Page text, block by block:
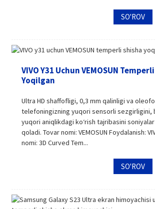
SO'ROV
VIVO Y31 Uchun VEMOSUN
Yoqilgan
Ultra HD shaffofligi, 0,3 mm qalinligi va
telefoningizning yuqori sensorli sezgirligini,
yuqori aniqlikdagi ko‘rish tajribasini soniyalar
qoladi. Tovar nomi: VEMOSUN Foydalanish:
nomi: 3D Curved Tem...
SO'ROV